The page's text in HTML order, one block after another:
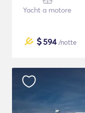
Yacht a motore
$594/notte